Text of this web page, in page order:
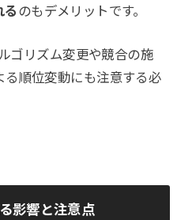
のもデメリットです。
ゴリズム変更や競合の施
順位変動にも注意する必
影響と注意点